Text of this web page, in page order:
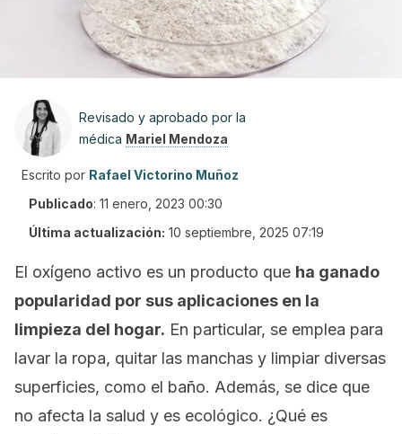
Revisado y aprobado por la
médica Mariel Mendoza
Escrito por Rafael Victorino Muñoz
Publicado: 11 enero, 2023 00:30
Última actualización: 10 septiembre, 2025 07:19
El oxígeno activo es un producto que ha ganado
popularidad por sus aplicaciones en la
limpieza del hogar. En particular, se emplea para
lavar la ropa, quitar las manchas y limpiar diversas
superficies, como el baño. Además, se dice que
no afecta la salud y es ecológico. ¿Qué es